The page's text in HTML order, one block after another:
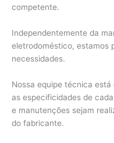
competente.
Independentemente da
eletrodoméstico, estamos
necessidades.
Nossa equipe técnica
as especificidades de
e manutenções sejam
do fabricante.